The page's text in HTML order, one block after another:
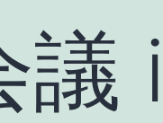
議